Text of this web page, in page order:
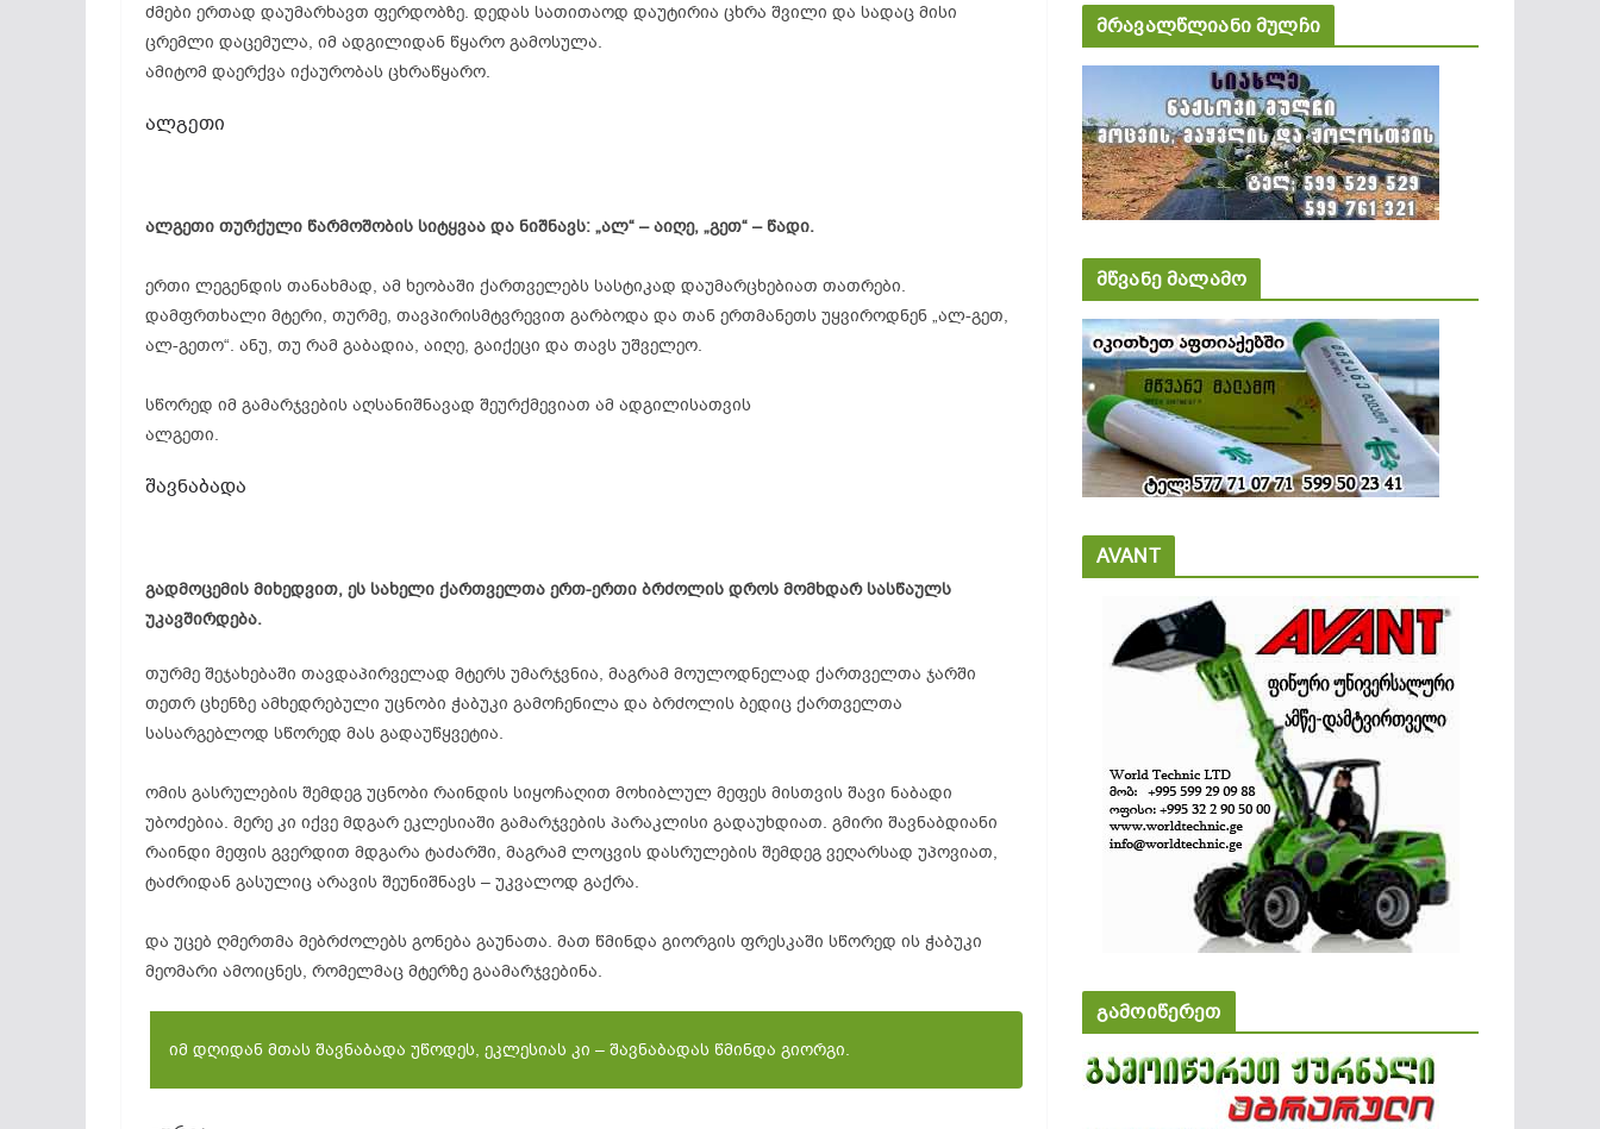
ძმები ერთად დაუმარხავთ ფერდობზე. დედას სათითაოდ დაუტირია ცხრა შვილი და სადაც მისი
ცრემლი დაცემულა, იმ ადგილიდან წყარო გამოსულა.
ამიტომ დაერქვა იქაურობას ცხრაწყარო.
ალგეთი
ალგეთი თურქული წარმოშობის სიტყვაა და ნიშნავს: „ალ“ – აიღე, „გეთ“ – წადი.
ერთი ლეგენდის თანახმად, ამ ხეობაში ქართველებს სასტიკად დაუმარცხებიათ თათრები.
დამფრთხალი მტერი, თურმე, თავპირისმტვრევით გარბოდა და თან ერთმანეთს უყვიროდნენ „ალ-გეთ,
ალ-გეთო“. ანუ, თუ რამ გაბადია, აიღე, გაიქეცი და თავს უშველეო.
სწორედ იმ გამარჯვების აღსანიშნავად შეურქმევიათ ამ ადგილისათვის
ალგეთი.
შავნაბადა
გადმოცემის მიხედვით, ეს სახელი ქართველთა ერთ-ერთი ბრძოლის დროს მომხდარ სასწაულს
უკავშირდება.
თურმე შეჯახებაში თავდაპირველად მტერს უმარჯვნია, მაგრამ მოულოდნელად ქართველთა ჯარში
თეთრ ცხენზე ამხედრებული უცნობი ჭაბუკი გამოჩენილა და ბრძოლის ბედიც ქართველთა
სასარგებლოდ სწორედ მას გადაუწყვეტია.
ომის გასრულების შემდეგ უცნობი რაინდის სიყოჩაღით მოხიბლულ მეფეს მისთვის შავი ნაბადი
უბოძებია. მერე კი იქვე მდგარ ეკლესიაში გამარჯვების პარაკლისი გადაუხდიათ. გმირი შავნაბდიანი
რაინდი მეფის გვერდით მდგარა ტაძარში, მაგრამ ლოცვის დასრულების შემდეგ ვეღარსად უპოვიათ,
ტაძრიდან გასულიც არავის შეუნიშნავს – უკვალოდ გაქრა.
და უცებ ღმერთმა მებრძოლებს გონება გაუნათა. მათ წმინდა გიორგის ფრესკაში სწორედ ის ჭაბუკი
მეომარი ამოიცნეს, რომელმაც მტერზე გაამარჯვებინა.
იმ დღიდან მთას შავნაბადა უწოდეს, ეკლესიას კი – შავნაბადას წმინდა გიორგი.
მრავალწლიანი მულჩი
მწვანე მალამო
AVANT
გამოიწერეთ